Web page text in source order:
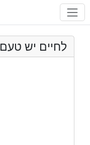
לחיים יש טעם